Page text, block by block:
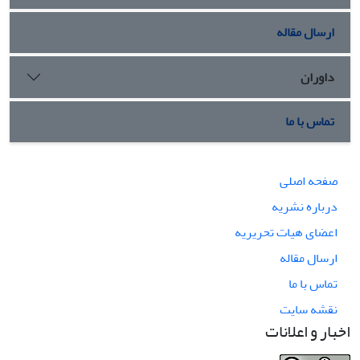
ارسال مقاله
داوران
تماس با ما
صفحه اصلی
درباره نشریه
اعضای هیات تحریریه
ارسال مقاله
تماس با ما
نقشه سایت
اخبار و اعلانات